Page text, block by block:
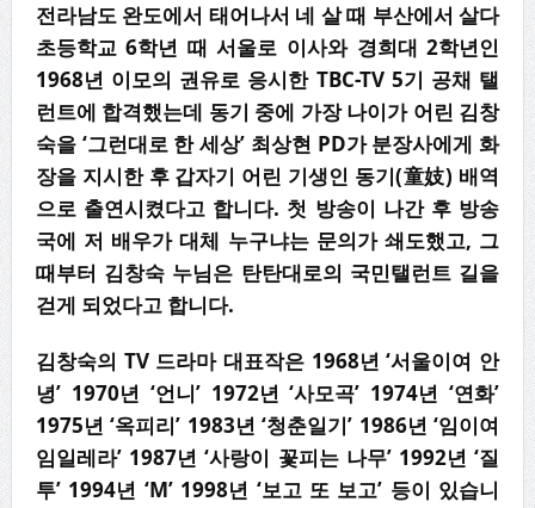
전라남도 완도에서 태어나서 네 살 때 부산에서 살다
초등학교6학년 때 서울로 이사와 경희대2학년인
1968년 이모의 권유로 응시한 TBC-TV 5기 공채 탤
런트에 합격했는데 동기 중에 가장 나이가 어린 김창
숙을 ‘그런대로 한 세상’ 최상현 PD가 분장사에게 화
장을 지시한 후 갑자기 어린 기생인 동기(童妓) 배역
으로 출연시켰다고 합니다. 첫 방송이 나간 후 방송
국에 저 배우가 대체 누구냐는 문의가 쇄도했고, 그
때부터 김창숙 누님은 탄탄대로의 국민탤런트 길을
걷게 되었다고 합니다.
김창숙의 TV 드라마 대표작은 1968년‘서울이여 안
녕’ 1970년 ‘언니’ 1972년‘사모곡’ 1974년‘연화’
1975년‘옥피리’ 1983년‘청춘일기’ 1986년‘임이여
임일레라’ 1987년‘사랑이 꽃피는 나무’ 1992년‘질
투’ 1994년 ‘M’ 1998년 ‘보고 또 보고’ 등이 있습니